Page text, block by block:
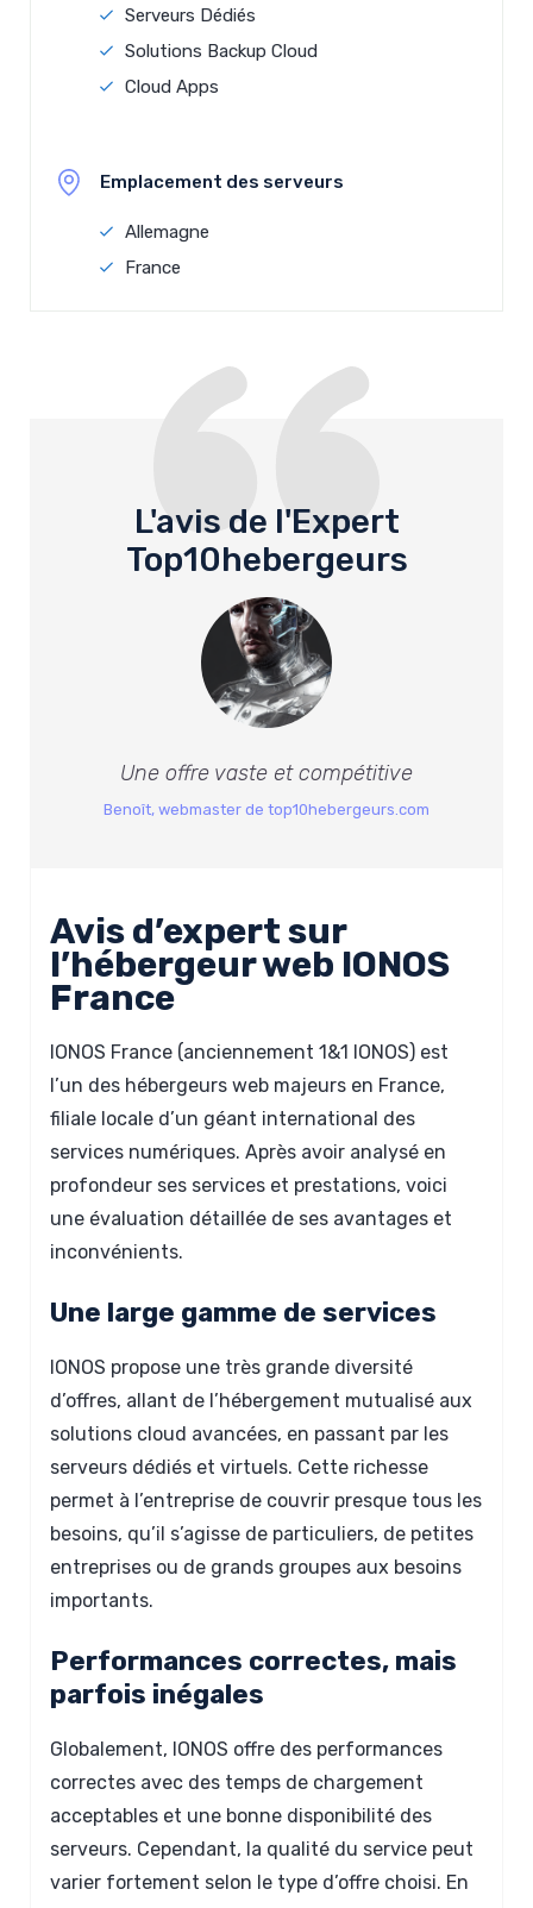
Serveurs Dédiés
Solutions Backup Cloud
Cloud Apps
Emplacement des serveurs
Allemagne
France
L'avis de l'Expert
Top10hebergeurs
Une offre vaste et compétitive
Benoît, webmaster de top10hebergeurs.com
Avis d’expert sur
l’hébergeur web IONOS
France
IONOS France (anciennement 1&1 IONOS) est
l’un des hébergeurs web majeurs en France,
filiale locale d’un géant international des
services numériques. Après avoir analysé en
profondeur ses services et prestations, voici
une évaluation détaillée de ses avantages et
inconvénients.
Une large gamme de services
IONOS propose une très grande diversité
d’offres, allant de l’hébergement mutualisé aux
solutions cloud avancées, en passant par les
serveurs dédiés et virtuels. Cette richesse
permet à l’entreprise de couvrir presque tous les
besoins, qu’il s’agisse de particuliers, de petites
entreprises ou de grands groupes aux besoins
importants.
Performances correctes, mais
parfois inégales
Globalement, IONOS offre des performances
correctes avec des temps de chargement
acceptables et une bonne disponibilité des
serveurs. Cependant, la qualité du service peut
varier fortement selon le type d’offre choisi. En